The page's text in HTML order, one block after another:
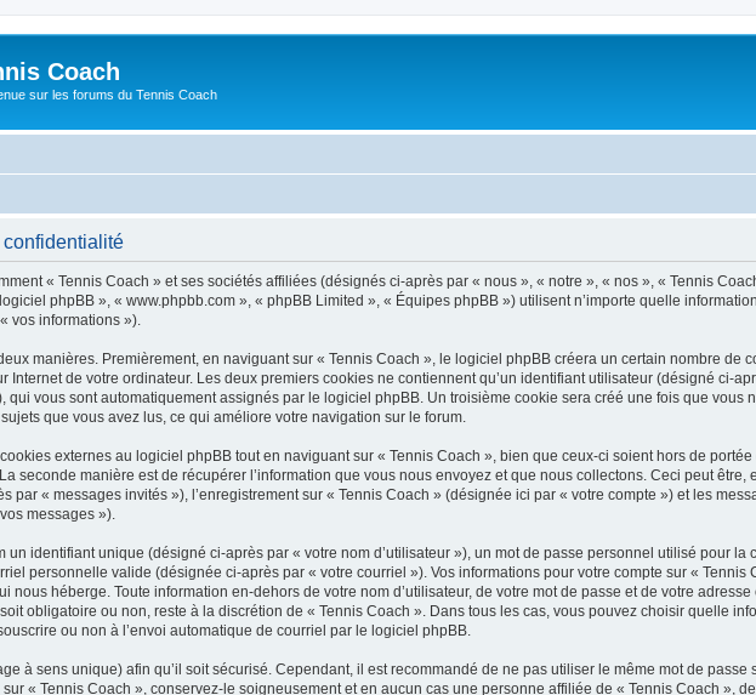
Coach
sur les forums du Tennis Coach
« Tennis Coach » et ses sociétés affiliées (désignés ci-après par « nous », « notre », « nos », « Tennis
phpBB », « www.phpbb.com », « phpBB Limited », « Équipes phpBB ») utilisent n’importe quelle
vos informations »).
manières. Premièrement, en naviguant sur « Tennis Coach », le logiciel phpBB créera un certain nombre de
Internet de votre ordinateur. Les deux premiers cookies ne contiennent qu’un identifiant utilisateur (désigné ci-
qui vous sont automatiquement assignés par le logiciel phpBB. Un troisième cookie sera créé une fois que vous
que vous avez lus, ce qui améliore votre navigation sur le forum.
externes au logiciel phpBB tout en naviguant sur « Tennis Coach », bien que ceux-ci soient hors de
seconde manière est de récupérer l’information que vous nous envoyez et que nous collectons. Ceci peut être,
par « messages invités »), l’enregistrement sur « Tennis Coach » (désignée ici par « votre compte ») et les
messages »).
un identifiant unique (désigné ci-après par « votre nom d’utilisateur »), un mot de passe personnel utilisé pour
personnelle valide (désignée ci-après par « votre courriel »). Vos informations pour votre compte sur «
nous héberge. Toute information en-dehors de votre nom d’utilisateur, de votre mot de passe et de votre
obligatoire ou non, reste à la discrétion de « Tennis Coach ». Dans tous les cas, vous pouvez choisir quelle
ou non à l’envoi automatique de courriel par le logiciel phpBB.
à sens unique) afin qu’il soit sécurisé. Cependant, il est recommandé de ne pas utiliser le même mot de
« Tennis Coach », conservez-le soigneusement et en aucun cas une personne affiliée de « Tennis Coach »,